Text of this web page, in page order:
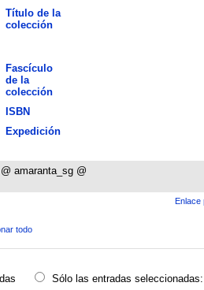
Título de la
colección
Fascículo
de la
colección
ISBN
Expedición
amaranta_sg @
Enlace
todo
Sólo las entradas seleccionadas: